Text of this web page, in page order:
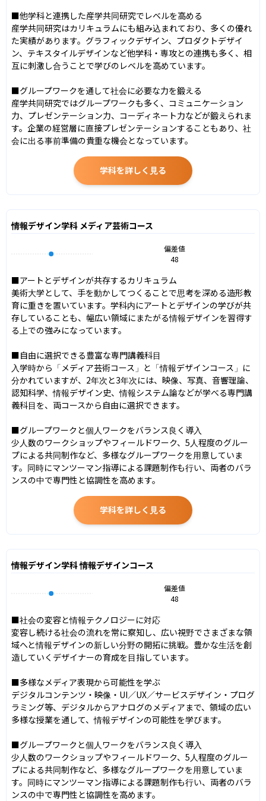
■他学科と連携した産学共同研究でレベルを高める
産学共同研究はカリキュラムにも組み込まれており、多くの優れ
た実績があります。グラフィックデザイン、プロダクトデザイ
ン、テキスタイルデザインなど他学科・専攻との連携も多く、相
互に刺激し合うことで学びのレベルを高めています。
■グループワークを通して社会に必要な力を鍛える
産学共同研究ではグループワークも多く、コミュニケーション
力、プレゼンテーション力、コーディネート力などが鍛えられま
す。企業の経営層に直接プレゼンテーションすることもあり、社
会に出る事前準備の貴重な機会となっています。
学科を詳しく見る
情報デザイン学科 メディア芸術コース
偏差値
48
■アートとデザインが共存するカリキュラム
美術大学として、手を動かしてつくることで思考を深める造形教
育に重きを置いています。学科内にアートとデザインの学びが共
存していることも、幅広い領域にまたがる情報デザインを習得す
る上での強みになっています。
■自由に選択できる豊富な専門講義科目
入学時から「メディア芸術コース」と「情報デザインコース」に
分かれていますが、2年次と3年次には、映像、写真、音響理論、
認知科学、情報デザイン史、情報システム論などが学べる専門講
義科目を、両コースから自由に選択できます。
■グループワークと個人ワークをバランス良く導入
少人数のワークショップやフィールドワーク、5人程度のグルー
プによる共同制作など、多様なグループワークを用意していま
す。同時にマンツーマン指導による課題制作も行い、両者のバラ
ンスの中で専門性と協調性を高めます。
学科を詳しく見る
情報デザイン学科 情報デザインコース
偏差値
48
■社会の変容と情報テクノロジーに対応
変容し続ける社会の流れを常に察知し、広い視野でさまざまな領
域へと情報デザインの新しい分野の開拓に挑戦。豊かな生活を創
造していくデザイナーの育成を目指しています。
■多様なメディア表現から可能性を学ぶ
デジタルコンテンツ・映像・UI／UX／サービスデザイン・プログ
ラミング等、デジタルからアナログのメディアまで、領域の広い
多様な授業を通して、情報デザインの可能性を学びます。
■グループワークと個人ワークをバランス良く導入
少人数のワークショップやフィールドワーク、5人程度のグルー
プによる共同制作など、多様なグループワークを用意していま
す。同時にマンツーマン指導による課題制作も行い、両者のバラ
ンスの中で専門性と協調性を高めます。